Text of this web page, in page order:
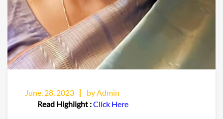
June, 28, 2023
by Admin
Read Highlight :Click Here